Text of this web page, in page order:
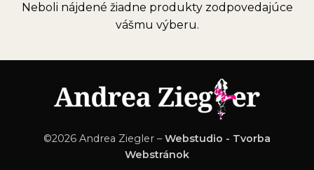
Neboli nájdené žiadne produkty zodpovedajúce
vášmu výberu.
©2026 Andrea Ziegler –Webstudio - Tvorba
Webstránok